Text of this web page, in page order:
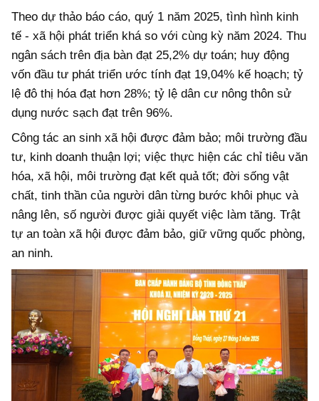
Theo dự thảo báo cáo, quý 1 năm 2025, tình hình kinh
tế - xã hội phát triển khá so với cùng kỳ năm 2024. Thu
ngân sách trên địa bàn đạt 25,2% dự toán; huy động
vốn đầu tư phát triển ước tính đạt 19,04% kế hoạch; tỷ
lệ đô thị hóa đạt hơn 28%; tỷ lệ dân cư nông thôn sử
dụng nước sạch đạt trên 96%.
Công tác an sinh xã hội được đảm bảo; môi trường đầu
tư, kinh doanh thuận lợi; việc thực hiện các chỉ tiêu văn
hóa, xã hội, môi trường đạt kết quả tốt; đời sống vật
chất, tinh thần của người dân từng bước khôi phục và
nâng lên, số người được giải quyết việc làm tăng. Trật
tự an toàn xã hội được đảm bảo, giữ vững quốc phòng,
an ninh.